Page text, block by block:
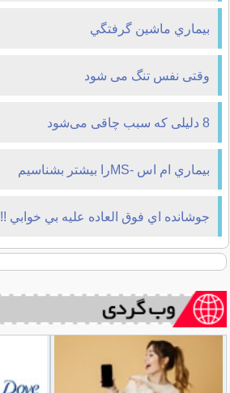
بيماري ماشين گرفتگي
وقتی نفس تنگ می شود
8 دلیلی که سبب چاقی می‌شود
بيماري ام اس -MSرا بيشتر بشناسيم
جوشانده اي فوق العاده عليه بي خوابي !!